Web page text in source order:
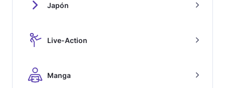
Japón
Live-Action
Manga